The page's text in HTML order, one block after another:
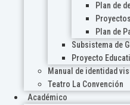
Plan de
Plan de
Subsistema de
Proyecto
Manual de identidad
Teatro La Convención
Académico